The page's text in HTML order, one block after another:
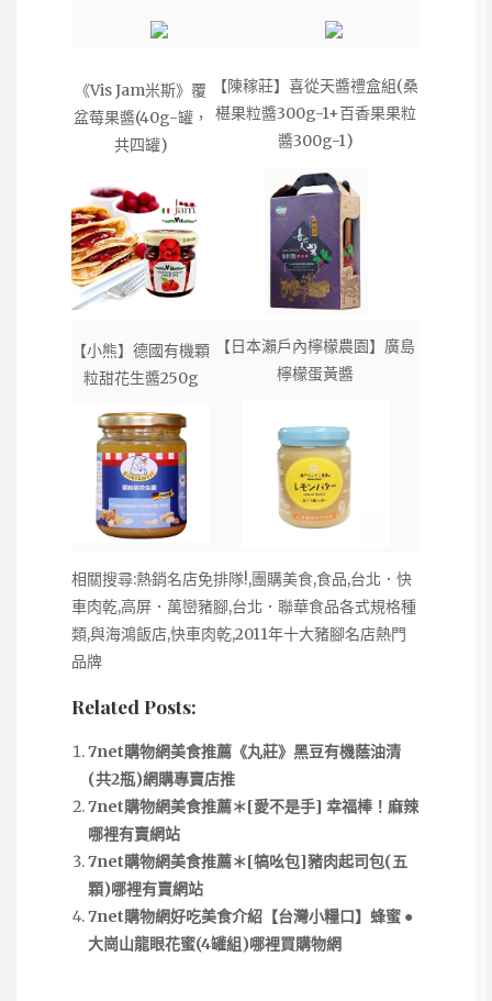
《Vis Jam米斯》覆
盆莓果醬(40g-罐，
共四罐)
【陳稼莊】喜從天醬禮盒組(桑
椹果粒醬300g-1+百香果果粒
醬300g-1)
【小熊】德國有機顆
粒甜花生醬250g
【日本瀨戶內檸檬農園】廣島
檸檬蛋黃醬
相關搜尋:熱銷名店免排隊!,團購美食,食品,台北．快
車肉乾,高屏．萬巒豬腳,台北．聯華食品各式規格種
類,與海鴻飯店,快車肉乾,2011年十大豬腳名店熱門
品牌
Related Posts:
7net購物網美食推薦《丸莊》黑豆有機蔭油清
(共2瓶)網購專賣店推
7net購物網美食推薦＊[愛不是手] 幸福棒！麻辣
哪裡有賣網站
7net購物網美食推薦＊[犒吆包]豬肉起司包(五
顆)哪裡有賣網站
7net購物網好吃美食介紹【台灣小糧口】蜂蜜 ●
大崗山龍眼花蜜(4罐組)哪裡買購物網